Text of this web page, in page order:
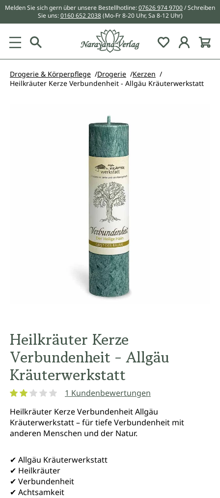
springen
Melden Sie sich gern über unsere Bestellhotline:07626 974 9700/ Schreiben
Sie uns:0160 652 2038 (Mo-Fr 8-20 Uhr, Sa 8-12 Uhr)
Du hast 0
Drogerie & Körperpflege Drogerie
Kerzen
Heilkräuter Kerze Verbundenheit - Allgäu Kräuterwerkstatt
Heilkräuter Kerze
Verbundenheit - Allgäu
Kräuterwerkstatt
1 Kundenbewertungen
Heilkräuter Kerze Verbundenheit Allgäu
Kräuterwerkstatt – für tiefe Verbundenheit mit
anderen Menschen und der Natur.
✔ Allgäu Kräuterwerkstatt
✔ Heilkräuter
✔ Verbundenheit
✔ Achtsamkeit